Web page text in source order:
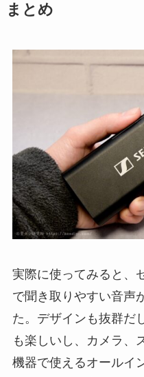
まとめ
実際に使ってみると、
で聞き取りやすい音声
た。デザインも抜群だ
も楽しいし、カメラ、
機器で使えるオールイ